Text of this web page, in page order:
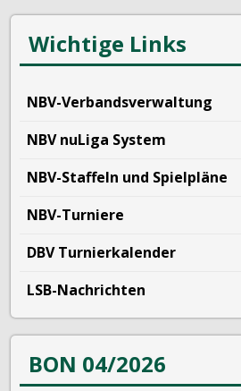
Wichtige Links
NBV-Verbandsverwaltung
NBV nuLiga System
NBV-Staffeln und Spielpläne
NBV-Turniere
DBV Turnierkalender
LSB-Nachrichten
BON 04/2026